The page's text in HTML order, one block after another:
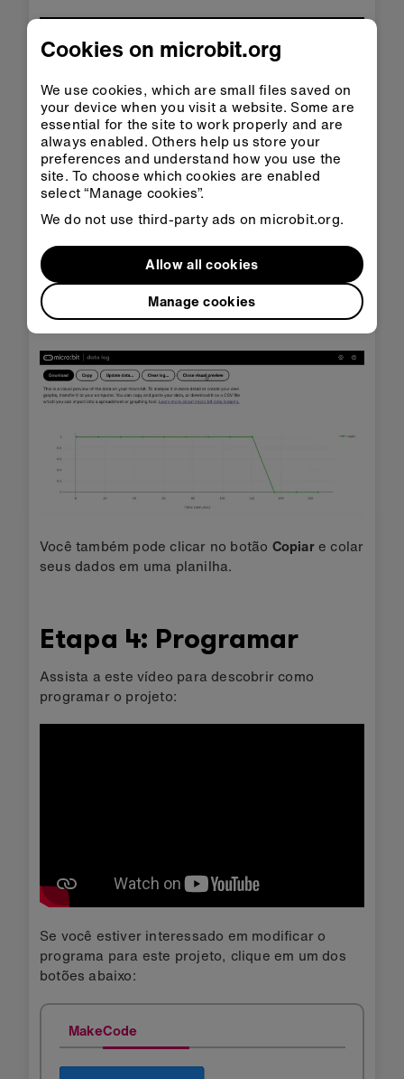
tempo decorrido desde o início do registro de
Pré-visualizaçãopara ver seus
dados em formato de gráfico:
Você também pode clicar no botão Copiare colar
seus dados em uma planilha.
Etapa 4: Programar
Assista a este vídeo para descobrir como
programar o projeto:
Se você estiver interessado em modificar o
programa para este projeto, clique em um dos
botões abaixo:
MakeCode
Cookies on microbit.org
We use cookies, which are small files saved on
your device when you visit a website. Some are
essential for the site to work properly and are
always enabled. Others help us store your
preferences and understand how you use the
site. To choose which cookies are enabled
select “Manage cookies”.
We do not use third-party ads on microbit.org.
Manage cookies
Allow all cookies